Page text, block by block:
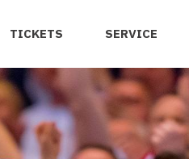
TICKETS SERVICE